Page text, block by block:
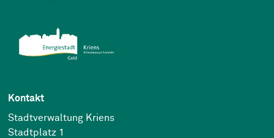
Kontakt
Stadtverwaltung Kriens
Stadtplatz 1